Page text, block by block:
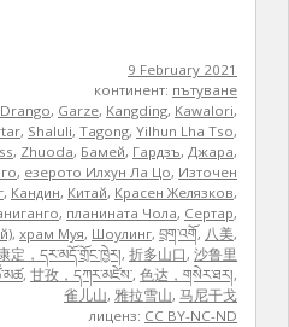
9 February 2021
континент: пътуване
Drango, Garze, Kangding, Kawalori,
, Shaluli,Tagong,Yilhun Lha Tso,
, Zhuoda, Бамей, Гардзъ,Джара,
, езерото Илхун Ла Цо, Източен
, Кандин, Китай, Красен Желязков,
, планината Чола, Сертар,
,храм Муя, Шоулинг,བྲག་འགོ, 八美,
定，དར་མདོ་གྲོང་ཁྱེར།,折多山口,沙鲁里
,甘孜，དཀར་མཛེས་,色达，གསེར་ཐར།,
雀儿山,雅拉雪山,马尼干戈
лиценз: CC BY-NC-ND